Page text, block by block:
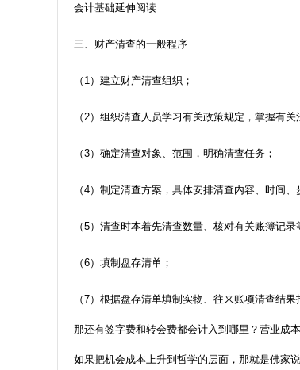
会计基础延伸阅读
三、财产清查的一般程序
（1）建立财产清查组织；
（2）组织清查人员学习有关政策规定，掌握有
（3）确定清查对象、范围，明确清查任务；
（4）制定清查方案，具体安排清查内容、时间
（5）清查时本着先清查数量、核对有关账簿记
（6）填制盘存清单；
（7）根据盘存清单填制实物、往来账项清查结果
那还有签字费和转会费都会计入到哪里？营业成
如果把机会成本上升到哲学的层面，那就是佛家说